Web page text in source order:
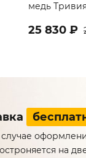
медь
25 830 ₽
на